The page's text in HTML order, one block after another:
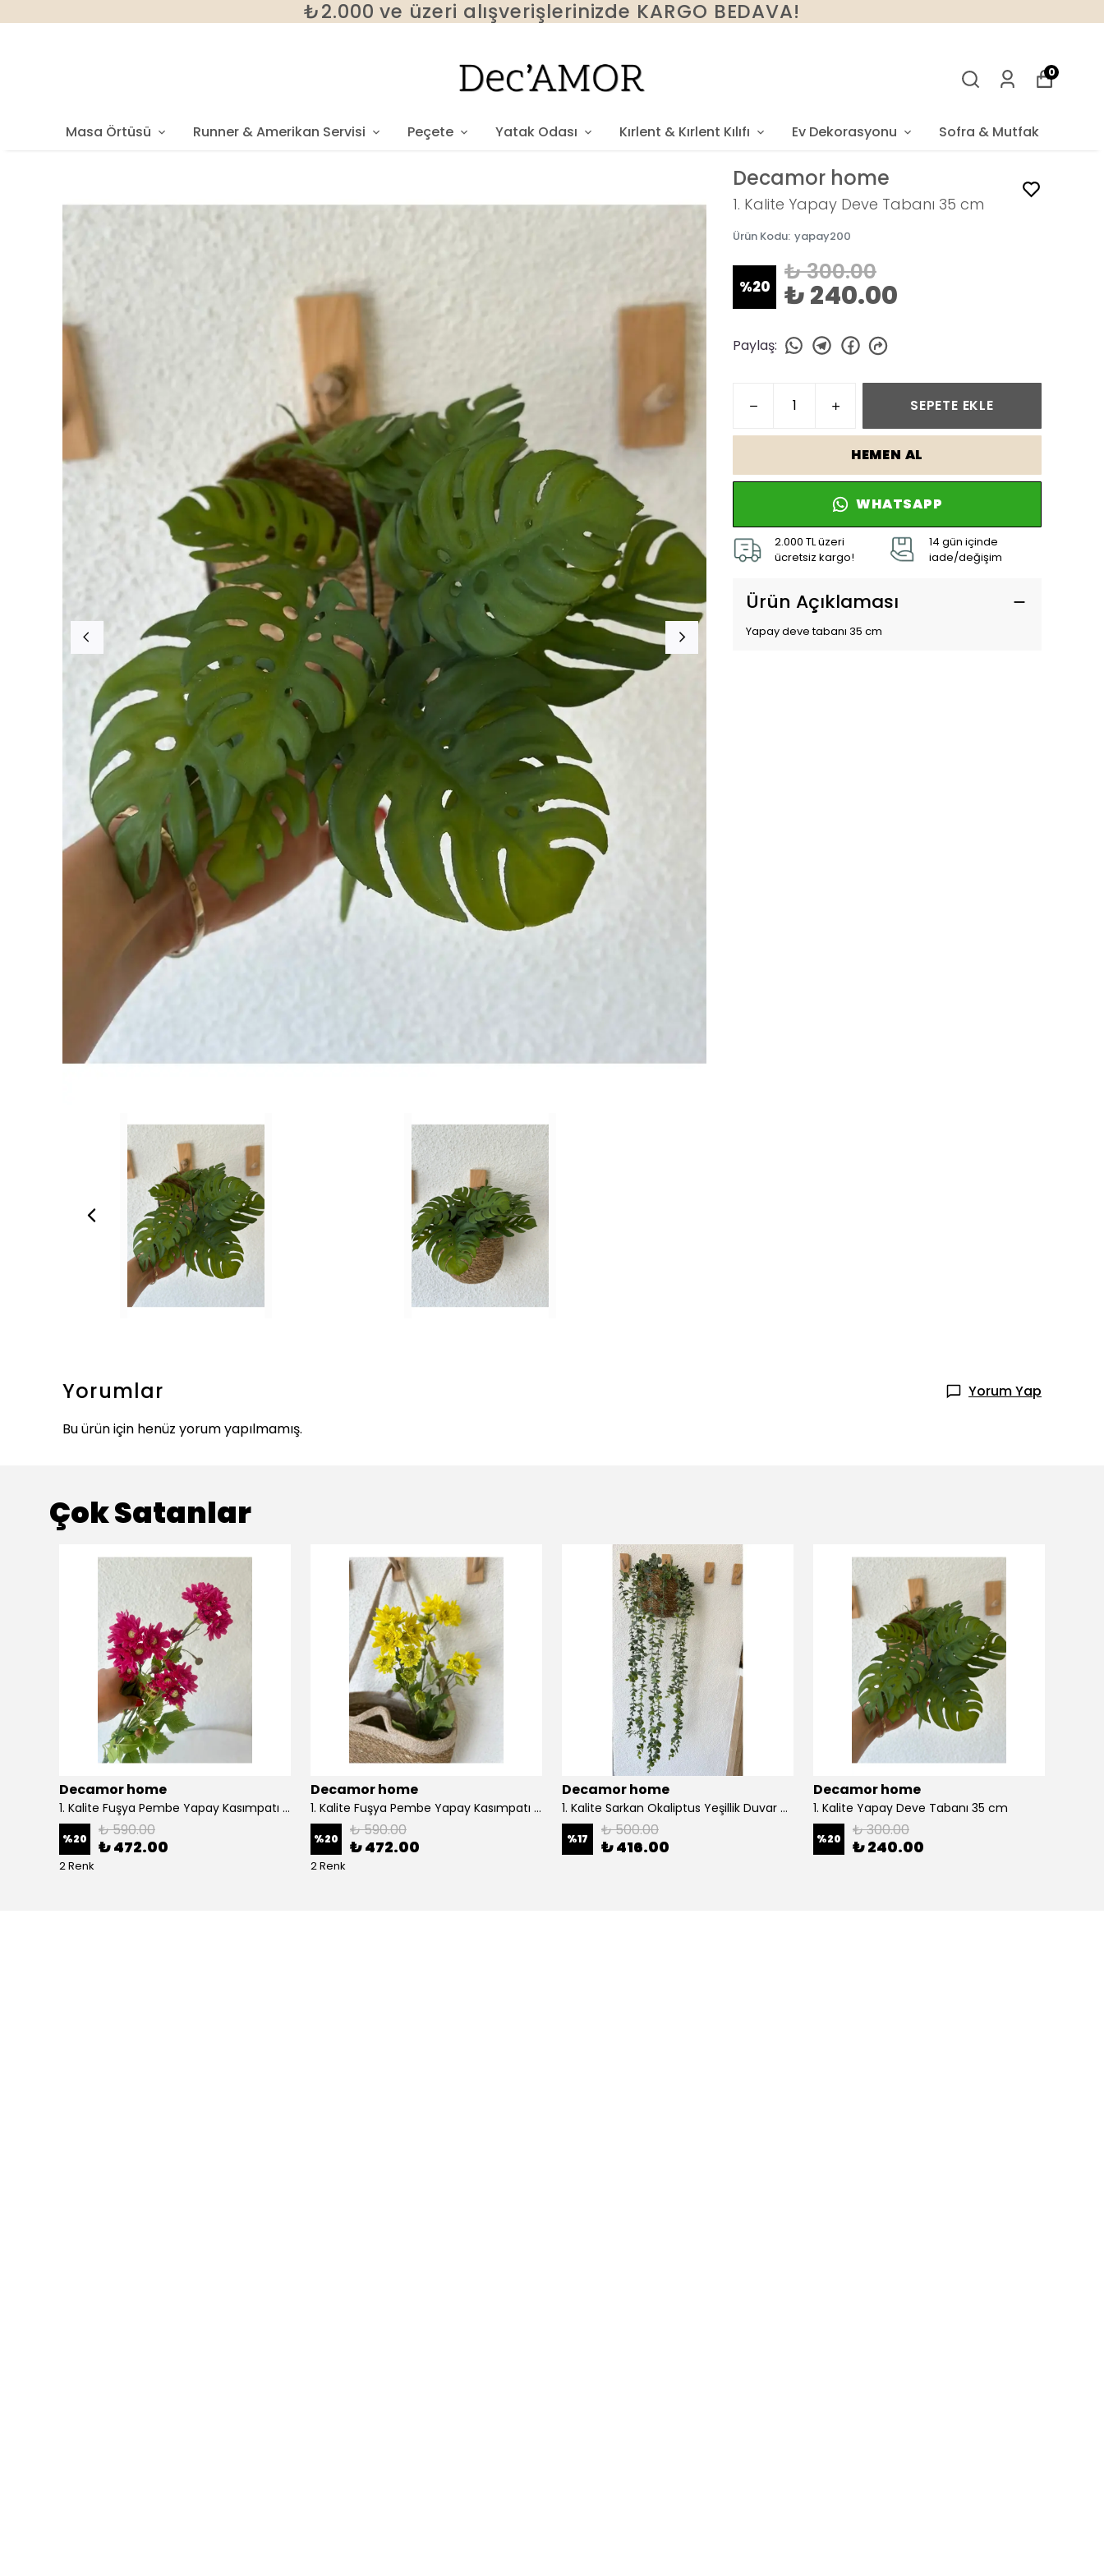
₺2.000 ve üzeri alışverişlerinizde KARGO BEDAVA!
Masa Örtüsü Runner & Amerikan Servisi Peçete Yatak Odası Kırlent & Kırlent Kılıfı Ev Dekorasyonu Sofra & Mutfak
0
Decamor home
1. Kalite Yapay Deve Tabanı 35 cm
Ürün Kodu: yapay200
%20
₺ 300.00
₺ 240.00
Paylaş:
SEPETE EKLE
HEMEN AL
WHATSAPP
2.000 TL üzeri
ücretsiz kargo!
14 gün içinde
iade/değişim
Ürün Açıklaması
Yapay deve tabanı 35 cm
Yorumlar
Yorum Yap
Bu ürün için henüz yorum yapılmamış.
Çok Satanlar
Decamor home
1. Kalite Fuşya Pembe Yapay Kasımpatı Dalı Çiçeği 80 cm - Pembee
%20 ₺ 590.00
₺ 472.00
2 Renk
Decamor home
1. Kalite Fuşya Pembe Yapay Kasımpatı Dalı Çiçeği 80 cm - Sarı
%20 ₺ 590.00
₺ 472.00
2 Renk
Decamor home
1. Kalite Sarkan Okaliptus Yeşillik Duvar Çiçeği Sarmaşık 100 Cm
%17 ₺ 500.00
₺ 416.00
Decamor home
1. Kalite Yapay Deve Tabanı 35 cm
%20 ₺ 300.00
₺ 240.00